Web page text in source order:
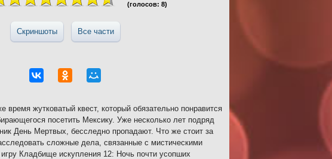
(голосов: 8)
Скриншоты Все части
время жутковатый квест, который обязательно понравится
посетить Мексику. Уже несколько лет подряд
День Мертвых, бесследно пропадают. Что же стоит за
сложные дела, связанные с мистическими
Кладбище искупления 12: Ночь почти усопших